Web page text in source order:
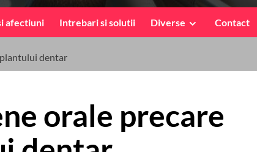
afectiuni Intrebari si solutii Diverse Contact
dentar
orale precare